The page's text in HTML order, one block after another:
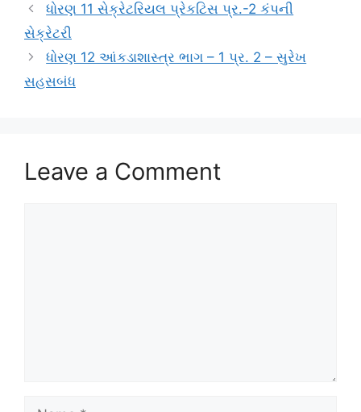
ધોરણ 11 સેક્રેટરિયલ પ્રેકટિસ પ્ર.-2 કંપની
સેક્રેટરી
ધોરણ 12 આંકડાશાસ્ત્ર ભાગ – 1 પ્ર. 2 – સુરેખ
સહસબંધ
Leave a Comment